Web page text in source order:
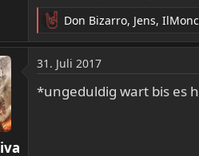
R
e
a
k
t
Don Bizarro, Jens,
31. Juli 2017
*ungeduldig wart bis es